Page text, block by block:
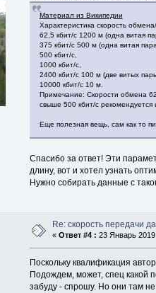
Материал из Википедии
Характеристика скорость
62,5 кбит/с 1200 м (одна витая
375 кбит/с 500 м (одна витая
500 кбит/с,
1000 кбит/с,
2400 кбит/с 100 м (две витых
10000 кбит/с 10 м.
Примечание: Скорости обмена
свыше 500 кбит/с рекомендуется
Еще полезная вещь, сам как то
Спасибо за ответ! Эти
длину, вот и хотел узнать
Нужно собирать данные с
Re: скорость передачи
« Ответ #4 : 23 Январь
Поскольку квалификация
Подождем, может, спец какой
забуду - спрошу. Но они там